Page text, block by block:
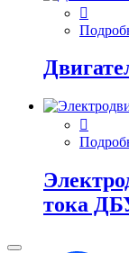
тока